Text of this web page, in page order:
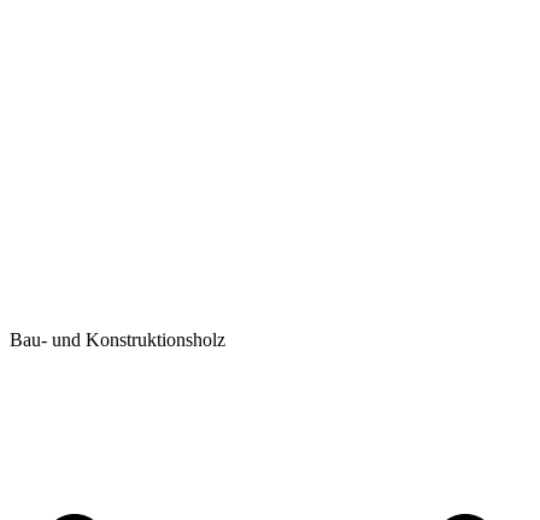
Bau- und Konstruktionsholz